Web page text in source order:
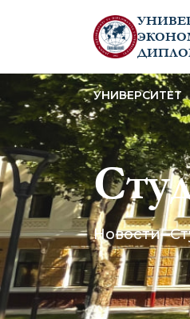
УНИВЕРСИТЕТ
Новости